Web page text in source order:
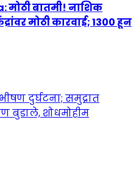
मोठी बातमी! नाशिक
मोठी कारवाई; 1300 हून